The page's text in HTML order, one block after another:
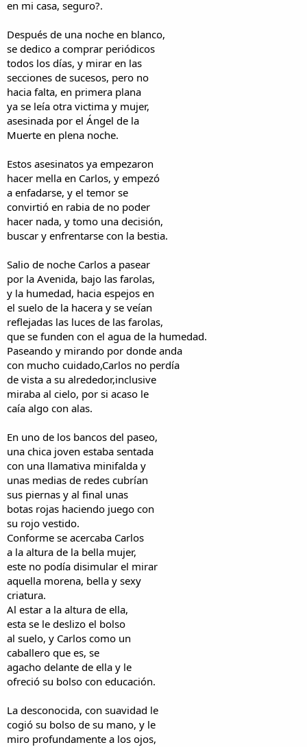
en mi casa, seguro?.
Después de una noche en blanco,
se dedico a comprar periódicos
todos los días, y mirar en las
secciones de sucesos, pero no
hacia falta, en primera plana
ya se leía otra victima y mujer,
asesinada por el Ángel de la
Muerte en plena noche.
Estos asesinatos ya empezaron
hacer mella en Carlos, y empezó
a enfadarse, y el temor se
convirtió en rabia de no poder
hacer nada, y tomo una decisión,
buscar y enfrentarse con la bestia.
Salio de noche Carlos a pasear
por la Avenida, bajo las farolas,
y la humedad, hacia espejos en
el suelo de la hacera y se veían
reflejadas las luces de las farolas,
que se funden con el agua de la humedad.
Paseando y mirando por donde anda
con mucho cuidado,Carlos no perdía
de vista a su alrededor,inclusive
miraba al cielo, por si acaso le
caía algo con alas.
En uno de los bancos del paseo,
una chica joven estaba sentada
con una llamativa minifalda y
unas medias de redes cubrían
sus piernas y al final unas
botas rojas haciendo juego con
su rojo vestido.
Conforme se acercaba Carlos
a la altura de la bella mujer,
este no podía disimular el mirar
aquella morena, bella y sexy
criatura.
Al estar a la altura de ella,
esta se le deslizo el bolso
al suelo, y Carlos como un
caballero que es, se
agacho delante de ella y le
ofreció su bolso con educación.
La desconocida, con suavidad le
cogió su bolso de su mano, y le
miro profundamente a los ojos,